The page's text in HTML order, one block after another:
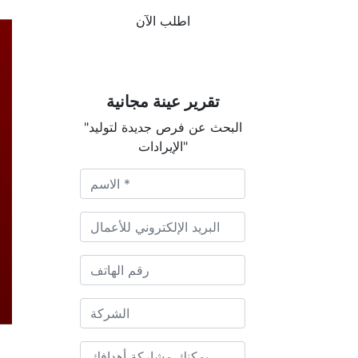
اطلب الآن
تقرير عينة مجانية
"البحث عن فرص جديدة لتوليد
الإيرادات"